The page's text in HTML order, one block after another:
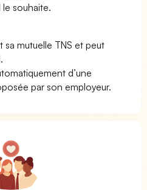
le souhaite.
sa mutuelle TNS et peut
d’une
par son employeur.